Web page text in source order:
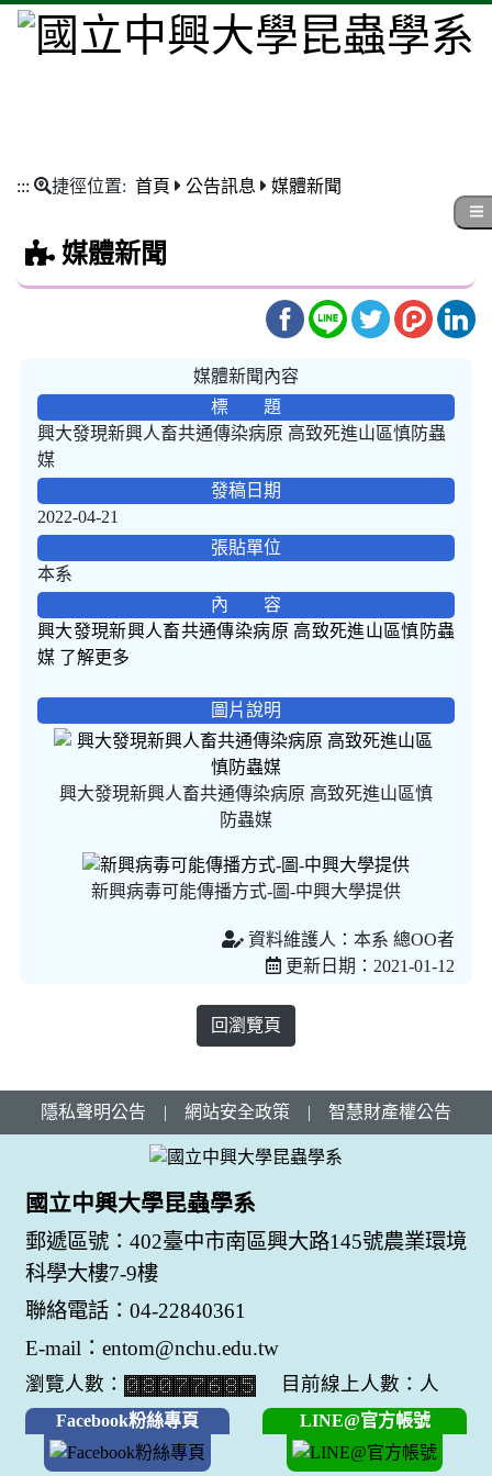
::: 捷徑位置: 首頁 公告訊息 媒體新聞
媒體新聞
媒體新聞內容
標 題
興大發現新興人畜共通傳染病原 高致死進山區慎防蟲
媒
發稿日期
2022-04-21
張貼單位
本系
內 容
興大發現新興人畜共通傳染病原 高致死進山區慎防蟲
媒 了解更多
圖片說明
興大發現新興人畜共通傳染病原 高致死進山區慎
防蟲媒
新興病毒可能傳播方式-圖-中興大學提供
資料維護人：本系 總OO者
更新日期：2021-01-12
回瀏覽頁
隱私聲明公告 | 網站安全政策 | 智慧財產權公告
國立中興大學昆蟲學系
郵遞區號：402臺中市南區興大路145號農業環境
科學大樓7-9樓
聯絡電話：04-22840361
E-mail：entom@nchu.edu.tw
瀏覽人數： 目前線上人數：人
Facebook粉絲專頁 LINE@官方帳號